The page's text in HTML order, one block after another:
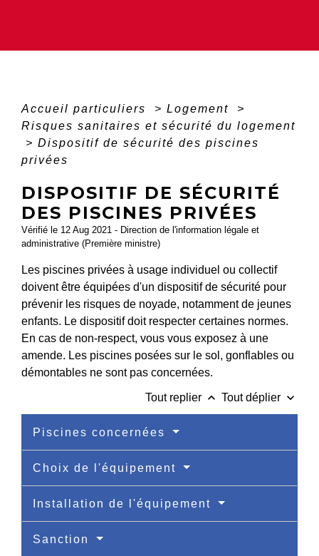
Accueil particuliers > Logement
>
Risques sanitaires et sécurité du logement
> Dispositif de sécurité des piscines
privées
DISPOSITIF DE SÉCURITÉ
DES PISCINES PRIVÉES
Vérifié le 12 Aug 2021 - Direction de l'information légale et
administrative (Première ministre)
Les piscines privées à usage individuel ou collectif
doivent être équipées d'un dispositif de sécurité pour
prévenir les risques de noyade, notamment de jeunes
enfants. Le dispositif doit respecter certaines normes.
En cas de non-respect, vous vous exposez à une
amende. Les piscines posées sur le sol, gonflables ou
démontables ne sont pas concernées.
Tout replier keyboard_arrow_up Tout déplier keyboard_arrow_down
Piscines concernées
Choix de l'équipement
Installation de l'équipement
Sanction